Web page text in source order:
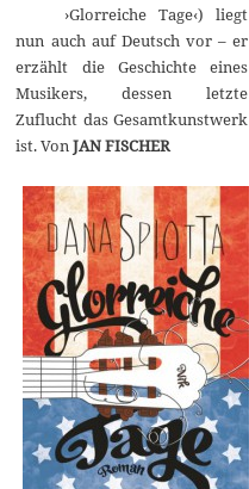
›Glorreiche Tage‹) liegt
nun auch auf Deutsch vor – er
erzählt die Geschichte eines
Musikers, dessen letzte
Zuflucht das Gesamtkunstwerk
ist. Von JAN FISCHER